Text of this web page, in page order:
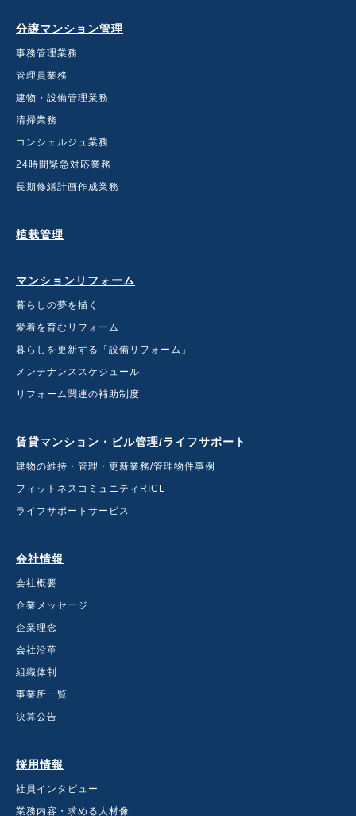
分譲マンション管理
事務管理業務
管理員業務
建物・設備管理業務
清掃業務
コンシェルジュ業務
24時間緊急対応業務
長期修繕計画作成業務
植栽管理
マンションリフォーム
暮らしの夢を描く
愛着を育むリフォーム
暮らしを更新する「設備リフォーム」
メンテナンススケジュール
リフォーム関連の補助制度
賃貸マンション・ビル管理/ライフサポート
建物の維持・管理・更新業務/管理物件事例
フィットネスコミュニティRICL
ライフサポートサービス
会社情報
会社概要
企業メッセージ
企業理念
会社沿革
組織体制
事業所一覧
決算公告
採用情報
社員インタビュー
業務内容・求める人材像